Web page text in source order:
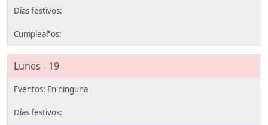
Lunes - 19